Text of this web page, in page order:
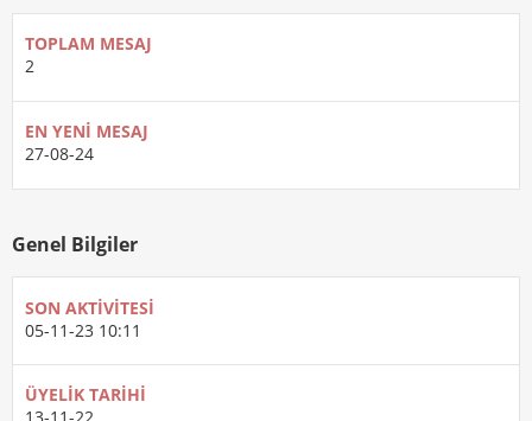
TOPLAM MESAJ
2
EN YENI MESAJ
27-08-24
Genel Bilgiler
SON AKTIVITESI
05-11-23 10:11
ÜYELIK TARIHI